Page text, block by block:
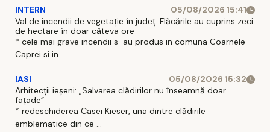
INTERN
05/08/2026 15:41
Val de incendii de vegetație în județ. Flăcările au cuprins zeci
de hectare în doar câteva ore
* cele mai grave incendii s-au produs in comuna Coarnele
Caprei si in ...
IASI
05/08/2026 15:32
Arhitecții ieșeni: „Salvarea clădirilor nu înseamnă doar
fațade”
* redeschiderea Casei Kieser, una dintre clădirile
emblematice din ce ...